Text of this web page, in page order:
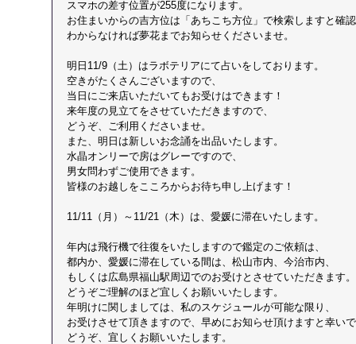
スマホの差す位置が255度になります。
お住まいからの吉方位は「あちこち方位」で検索しますと確
わからなければ夢花までお知らせくださいませ。
明日11/9（土）はラボテリアにて占いをしております。
空きがたくさんございますので、
当日にご来店いただいてもお受けはできます！
来年度の見立てをさせていただきますので、
どうぞ、ご利用くださいませ。
また、明日は新しいお念誦を出品いたします。
水晶オンリーで房はグレーですので、
男女問わずご使用できます。
皆様のお越しをこころからお待ち申し上げます！
11/11（月）～11/21（木）は、愛媛に滞在いたします。
年内は飛行機で往復をいたしますので鑑定のご依頼は、
都内か、愛媛に滞在している間は、松山市内、今治市内、
もしくは広島県福山駅周辺でのお受けとさせていただきます。
どうぞご理解のほど宜しくお願いいたします。
年明けに関しましては、私のスケジュールが可能な限り、
お受けさせて頂きますので、早めにお知らせ頂けますと幸い
どうぞ、宜しくお願いいたします。